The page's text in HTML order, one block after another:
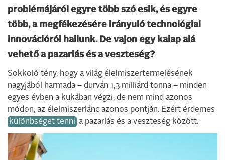
problémájáról egyre több szó esik, és egyre
több, a megfékezésére irányuló technológiai
innovációról hallunk. De vajon egy kalap alá
vehető a pazarlás és a veszteség?
Sokkoló tény, hogy a világ élelmiszertermelésének
nagyjából harmada – durván 1,3 milliárd tonna – minden
egyes évben a kukában végzi, de nem mind azonos
módon, az élelmiszerlánc azonos pontján. Ezért érdemes
különbséget tenni a pazarlás és a veszteség között.